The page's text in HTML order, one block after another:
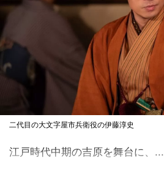
二代目の大文字屋市兵衛役の伊藤淳史
江戸時代中期の吉原を舞台に、...